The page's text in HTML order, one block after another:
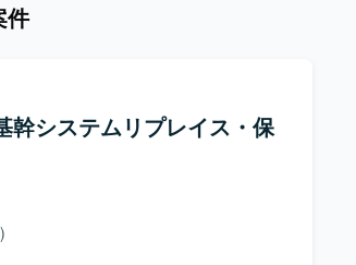
件
システムリプレイス・保